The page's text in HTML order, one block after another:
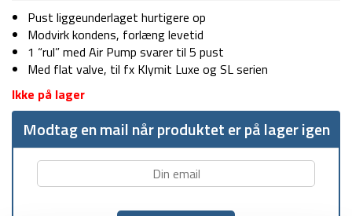
Pust liggeunderlaget hurtigere op
Modvirk kondens, forlæng levetid
1 “rul” med Air Pump svarer til 5 pust
Med flat valve, til fx Klymit Luxe og SL serien
Ikke på lager
Modtag en mail når produktet er på lager igen